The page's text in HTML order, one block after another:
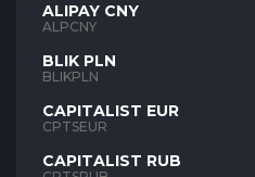
ALIPAY CNY
ALPCNY
BLIK PLN
BLIKPLN
CAPITALIST EUR
CPTSEUR
CAPITALIST RUB